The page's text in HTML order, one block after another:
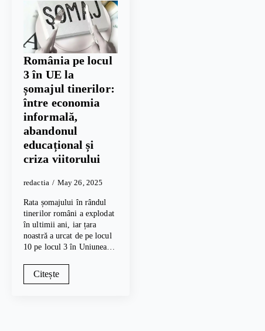
România pe locul
3 în UE la
șomajul tinerilor:
între economia
informală,
abandonul
educațional și
criza viitorului
redactia May 26, 2025
Rata șomajului în rândul
tinerilor români a explodat
în ultimii ani, iar țara
noastră a urcat de pe locul
10 pe locul 3 în Uniunea…
Citește